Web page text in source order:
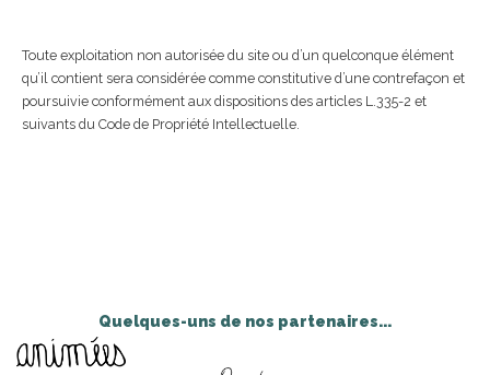
Toute exploitation non autorisée du site ou d’un quelconque élément
qu’il contient sera considérée comme constitutive d’une contrefaçon et
poursuivie conformément aux dispositions des articles L.335-2 et
suivants du Code de Propriété Intellectuelle.
Quelques-uns de nos partenaires...